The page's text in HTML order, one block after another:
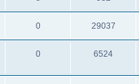
0 29037
0 6524